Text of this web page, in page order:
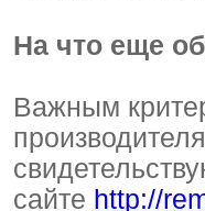
На что еще
Важным
сайте http://